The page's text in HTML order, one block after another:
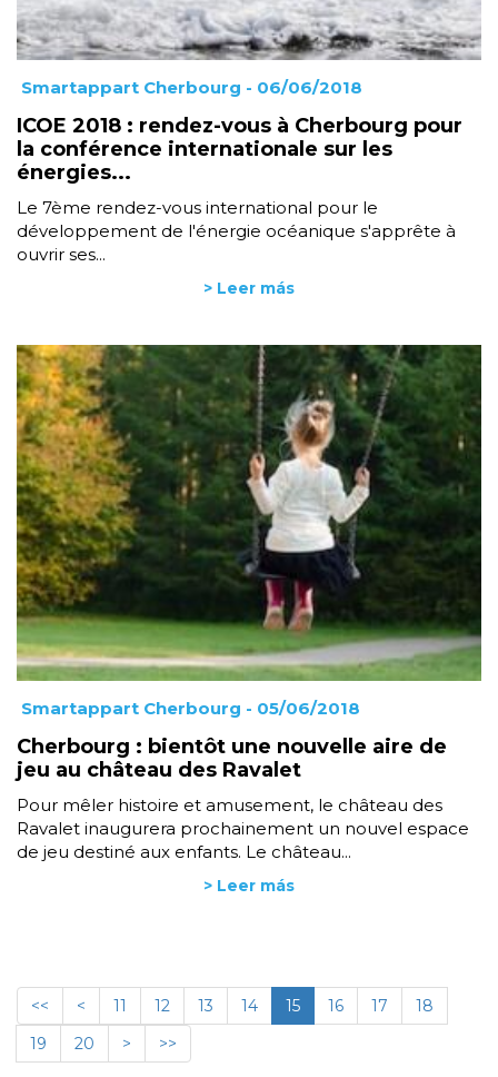
Smartappart Cherbourg - 06/06/2018
ICOE 2018 : rendez-vous à Cherbourg pour
la conférence internationale sur les
énergies...
Le 7ème rendez-vous international pour le
développement de l'énergie océanique s'apprête à
ouvrir ses...
> Leer más
Smartappart Cherbourg - 05/06/2018
Cherbourg : bientôt une nouvelle aire de
jeu au château des Ravalet
Pour mêler histoire et amusement, le château des
Ravalet inaugurera prochainement un nouvel espace
de jeu destiné aux enfants. Le château...
> Leer más
<< < 11 12 13 14 15 16 17
18
19
20 > >>